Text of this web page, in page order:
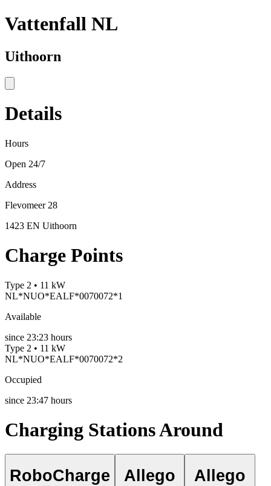
Vattenfall NL
Uithoorn
Details
Hours
Open 24/7
Address
Flevomeer 28
1423 EN Uithoorn
Charge Points
Type 2 • 11 kW
NL*NUO*EALF*0070072*1
Available
since 23:23 hours
Type 2 • 11 kW
NL*NUO*EALF*0070072*2
Occupied
since 23:47 hours
Charging Stations Around
RoboCharge Allego Allego